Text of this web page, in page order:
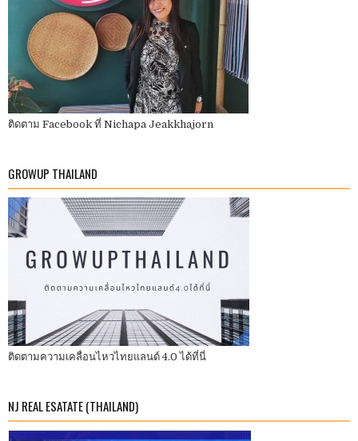
ติดตาม Facebook ที่ Nichapa Jeakkhajorn
GROWUP THAILAND
ติดตามความเคลื่อนไหวไทยแลนด์ 4.0 ได้ที่นี่
NJ REAL ESATATE (THAILAND)